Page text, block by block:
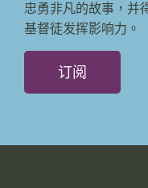
忠勇非凡的故事，并
基督徒发挥影响力。
订阅